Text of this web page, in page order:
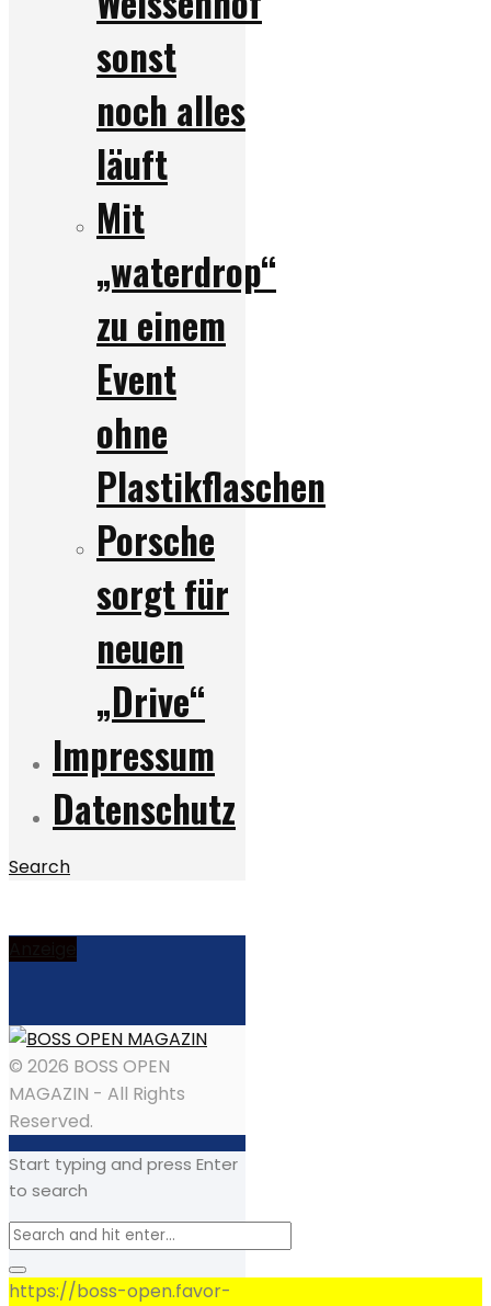
sonst
noch alles
läuft
Mit
„waterdrop“
zu einem
Event
ohne
Plastikflaschen
Porsche
sorgt für
neuen
„Drive“
Impressum
Datenschutz
Search
© 2026 BOSS OPEN
MAGAZIN - All Rights
Reserved.
Start typing and press Enter
to search
https://boss-open.favor-